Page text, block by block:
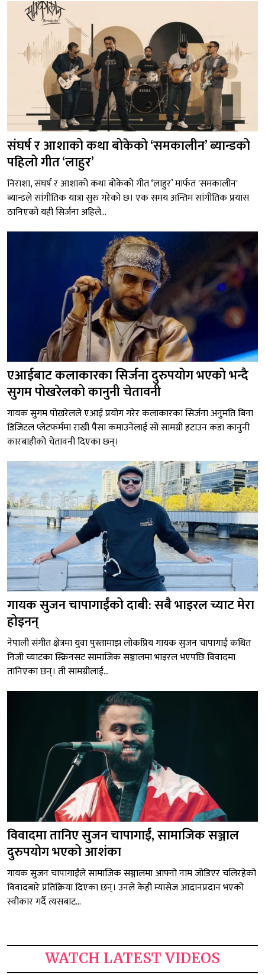
संघर्ष र आशाको कथा बोकेको ‘समकालीन’ ब्यान्डको
पहिलो गीत ‘लाहुर’
निराशा, संघर्ष र आशाको कथा बोकेको गीत ‘लाहुर’ मार्फत 'समकालीन'
ब्यान्डले सांगीतिक यात्रा सुरु गरेको छ। एक समय अन्तिम सांगीतिक प्रयास
ठानिएको यही सिर्जना अहिले...
एआईबाट कलाकारका सिर्जना दुरुपयोग भएको भन्दै
सुगम पोखरेलको कानुनी चेतावनी
गायक सुगम पोखरेलले एआई प्रयोग गरेर कलाकारका सिर्जना अनुमति बिना
डिजिटल प्लेटफर्ममा राखी पैसा कमाउनेलाई सो सामग्री हटाउन कडा कानुनी
कारबाहीको चेतावनी दिएका छन्।
गायक सुजन चापागाईंको दाबी: सबै भाइरल च्याट मेरा
होइनन्
नेपाली संगीत क्षेत्रमा युवा पुस्तामाझ लोकप्रिय गायक सुजन चापागाईं कथित
निजी च्याटका स्क्रिनसट सामाजिक सञ्जालमा भाइरल भएपछि विवादमा
तानिएका छन्। ती सामग्रीलाई...
विवादमा तानिए सुजन चापागाईं, सामाजिक सञ्जाल
दुरुपयोग भएको आशंका
गायक सुजन चापागाईंले सामाजिक सञ्जालमा आफ्नो नाम जोडिएर चलिरहेको
विवादबारे प्रतिक्रिया दिएका छन्। उनले केही म्यासेज आदानप्रदान भएको
स्वीकार गर्दै त्यसबाट...
WATCH LATEST VIDEOS